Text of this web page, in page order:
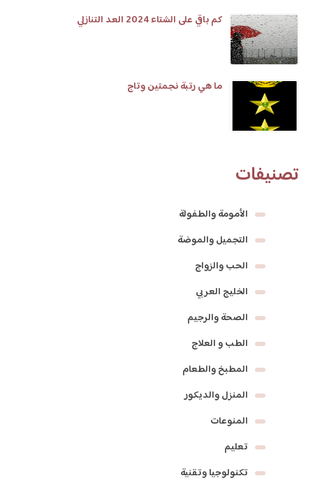
كم باقي على الشتاء 2024 العد التنازلي
ما هي رتبة نجمتين وتاج
تصنيفات
الأمومة والطفولة
التجميل والموضة
الحب والزواج
الخليج العربي
الصحة والرجيم
الطب و العلاج
المطبخ والطعام
المنزل والديكور
المنوعات
تعليم
تكنولوجيا وتقنية